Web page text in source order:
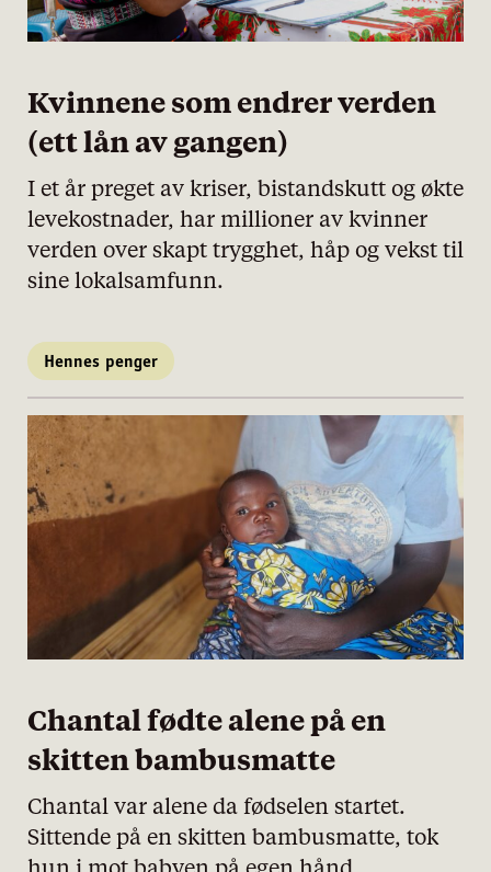
Kvinnene som endrer verden
(ett lån av gangen)
I et år preget av kriser, bistandskutt og økte
levekostnader, har millioner av kvinner
verden over skapt trygghet, håp og vekst til
sine lokalsamfunn.
Hennes penger
Chantal fødte alene på en
skitten bambusmatte
Chantal var alene da fødselen startet.
Sittende på en skitten bambusmatte, tok